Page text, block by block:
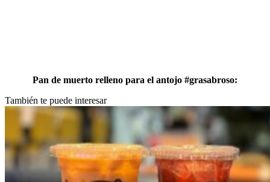
Pan de muerto relleno para el antojo #grasabroso:
También te puede interesar